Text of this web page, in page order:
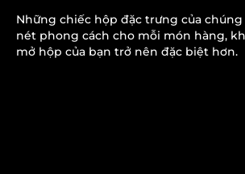
Những chiếc hộp đặc trưng của
nét phong cách cho mỗi món hàng,
mở hộp của bạn trở nên đặc biệt hơn.